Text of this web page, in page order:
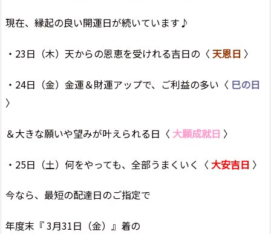
現在、縁起の良い開運日が続いています♪
・23日（木）天からの恩恵を受けれる吉日の〈 天恩日 〉
・24日（金）金運＆財運アップで、ご利益の多い〈 巳の日
〉
＆大きな願いや望みが叶えられる日〈 大願成就日 〉
・25日（土）何をやっても、全部うまくいく〈 大安吉日 〉
今なら、最短の配達日のご指定で
年度末『 3月31日（金）』着の